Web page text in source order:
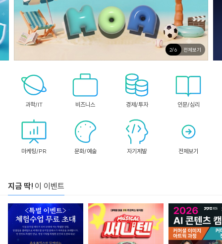
2/6 전체보기
과학/IT 비즈니스 경제/투자 인문/심리
마케팅/PR 문화/예술 자기계발 전체보기
지금 딱!이 이벤트